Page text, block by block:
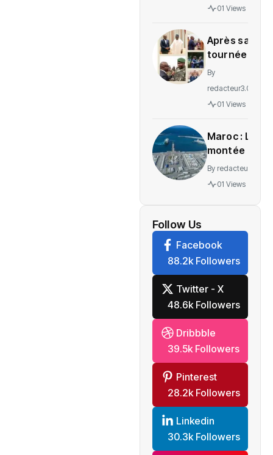
des
Ituri
01 Views
Après sa
tournée
régionale,
de
By
redacteur3.0
01 Views
Maroc : La
montée en
puissance
d’un
de
l’économie
mondiale
By redacteur3.0
01 Views
Follow Us
Facebook
88.2k Followers
Twitter - X
48.6k Followers
Dribbble
39.5k Followers
Pinterest
28.2k Followers
Linkedin
30.3k Followers